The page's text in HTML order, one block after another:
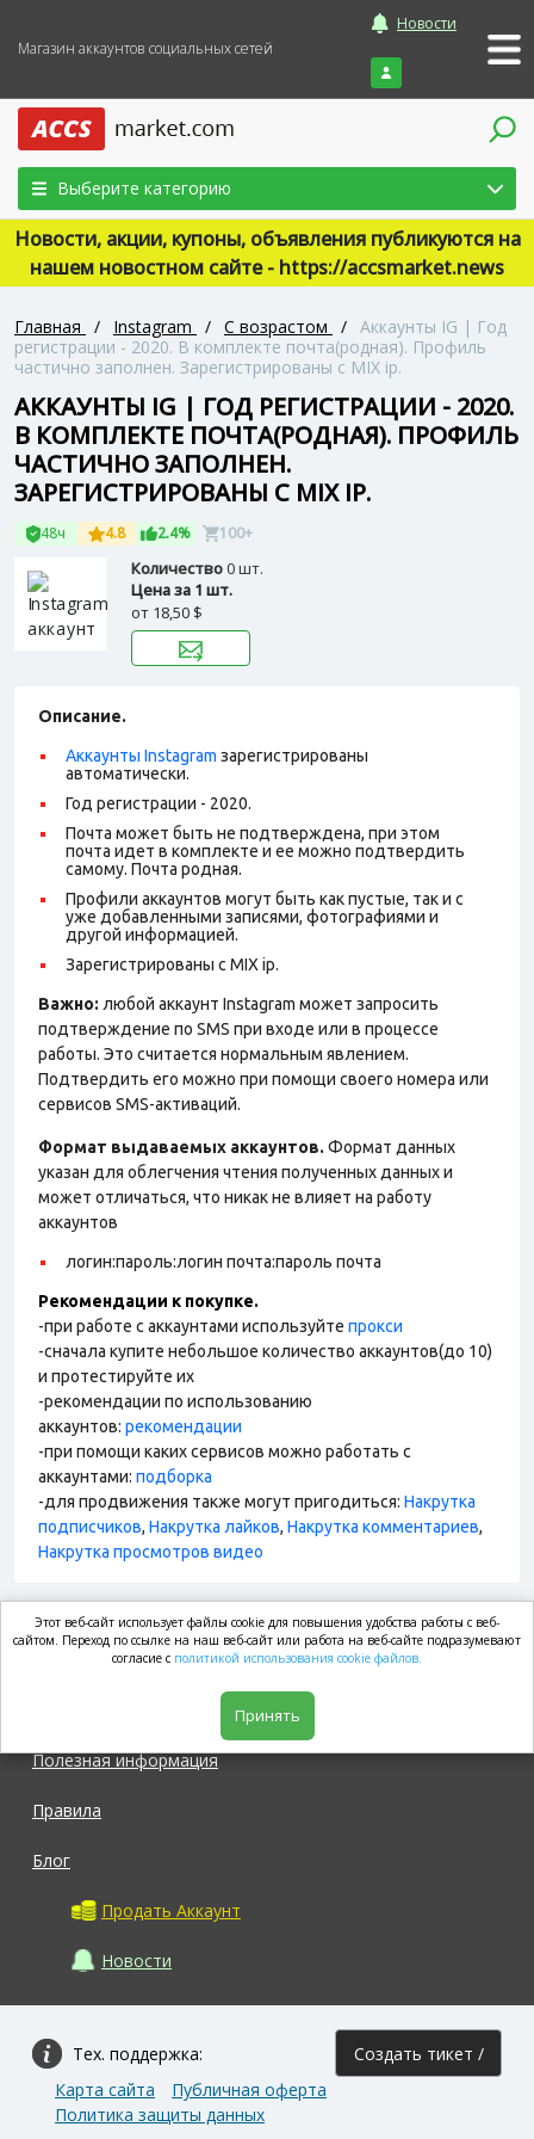
Магазин аккаунтов социальных сетей
Новости
Войти
Выберите категорию
Новости, акции, купоны, объявления публикуются на
нашем новостном сайте - https://accsmarket.news
Главная / Instagram / С возрастом / Аккаунты IG | Год
регистрации - 2020. В комплекте почта(родная). Профиль
частично заполнен. Зарегистрированы с MIX ip.
АККАУНТЫ IG | ГОД РЕГИСТРАЦИИ - 2020.
В КОМПЛЕКТЕ ПОЧТА(РОДНАЯ). ПРОФИЛЬ
ЧАСТИЧНО ЗАПОЛНЕН.
ЗАРЕГИСТРИРОВАНЫ С MIX IP.
48ч 4.8 2.4% 100+
Количество0 шт.
Цена за 1 шт.
от 18,50 $
Описание.
Аккаунты Instagram зарегистрированы
автоматически.
Год регистрации - 2020.
Почта может быть не подтверждена, при этом
почта идет в комплекте и ее можно подтвердить
самому. Почта родная.
Профили аккаунтов могут быть как пустые, так и с
уже добавленными записями, фотографиями и
другой информацией.
Зарегистрированы с MIX ip.
Важно: любой аккаунт Instagram может запросить
подтверждение по SMS при входе или в процессе
работы. Это считается нормальным явлением.
Подтвердить его можно при помощи своего номера или
сервисов SMS-активаций.
Формат выдаваемых аккаунтов. Формат данных
указан для облегчения чтения полученных данных и
может отличаться, что никак не влияет на работу
аккаунтов
логин:пароль:логин почта:пароль почта
Рекомендации к покупке.
-при работе с аккаунтами используйте прокси
-сначала купите небольшое количество аккаунтов(до 10)
и протестируйте их
-рекомендации по использованию
аккаунтов: рекомендации
-при помощи каких сервисов можно работать с
аккаунтами: подборка
-для продвижения также могут пригодиться: Накрутка
подписчиков, Накрутка лайков, Накрутка комментариев,
Накрутка просмотров видео
market.com
Полезная информация
Правила
Блог
Продать Аккаунт
Новости
Тех. поддержка: Создать тикет /
Карта сайта
Публичная оферта
Политика защиты данных
Этот веб-сайт использует файлы cookie для повышения удобства работы с веб-
сайтом. Переход по ссылке на наш веб-сайт или работа на веб-сайте подразумевают
согласие с политикой использования cookie файлов.
Принять